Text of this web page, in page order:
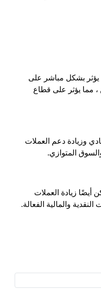
يؤثر بشكل مباشر على
، مما يؤثر على قطاع
وزيادة دعم العملات
المتوازي.
زيادة العملات
والمالية الفعالة.